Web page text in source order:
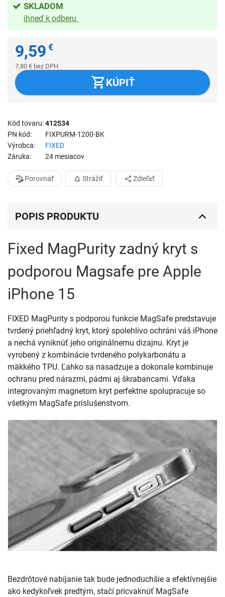
SKLADOM
ihneď k odberu
9,59 €
7,80 € bez DPH
KÚPIŤ
Kód tovaru 412534
PN kód
FIXPURM-1200-BK
Výrobca
FIXED
Záruka
24 mesiacov
Porovnať Strážiť Zdieľať
POPIS PRODUKTU
Fixed MagPurity zadný kryt s
podporou Magsafe pre Apple
iPhone 15
FIXED MagPurity s podporou funkcie MagSafe predstavuje
tvrdený priehľadný kryt, ktorý spolehlivo ochráni váš iPhone
a nechá vyniknúť jeho originálnemu dizajnu. Kryt je
vyrobený z kombinácie tvrdeného polykarbonátu a
mäkkého TPU. Ľahko sa nasadzuje a dokonale kombinuje
ochranu pred nárazmi, pádmi aj škrabancami. Vďaka
integrovaným magnetom kryt perfektne spolupracuje so
všetkým MagSafe príslušenstvom.
Bezdrôtové nabíjanie tak bude jednoduchšie a efektívnejšie
ako kedykoľvek predtým, stačí pricvaknúť MagSafe